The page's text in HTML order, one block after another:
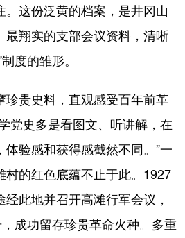
河北
湖北 湖南
海南 重庆
云南 西藏
青海 宁夏
这份泛黄的档案，是井冈山
最翔实的支部会议资料，清晰
度的雏形。
贵史料，直观感受百年前革
党史多是看图文、听讲解，在
验感和获得感截然不同。”一
村的红色底蕴不止于此。1927
此地并召开高滩行军会议，
成功留存珍贵革命火种。多重